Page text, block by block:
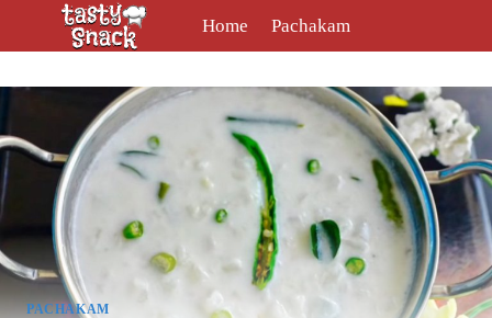
Home Pachakam
PACHAKAM